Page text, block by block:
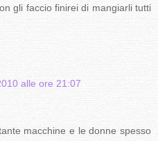
gli faccio finirei di mangiarli tutti
alle ore 21:07
macchine e le donne spesso